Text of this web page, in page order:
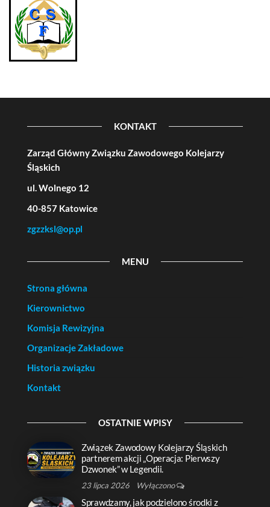
KONTAKT
Zarząd Główny Związku Zawodowego Kolejarzy
Śląskich
ul. Wolnego 12
40-857 Katowice
zgzzksl@op.pl
MENU
Strona główna
Kierownictwo
Komisja Rewizyjna
Organizacje Zakładowe
Historia związku
Kontakt
OSTATNIE WPISY
Związek Zawodowy Kolejarzy Śląskich
partnerem akcji „Operacja: Pierwszy
Dzwonek” w Legendii.
23 lipca 2026 Wyłączono
Sprawdzamy, jak podzielono środki z